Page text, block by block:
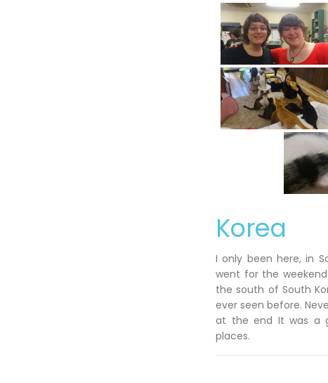
Korea
I only been here, in
went for the
the south of South
ever seen before.
at the end It was a
places.